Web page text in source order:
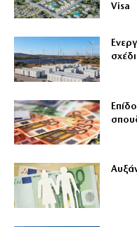
Visa